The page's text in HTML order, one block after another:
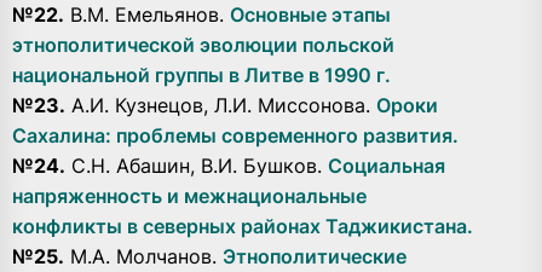
№22. В.М. Емельянов. Основные этапы
этнополитической эволюции польской
национальной группы в Литве в 1990 г.
№23. А.И. Кузнецов, Л.И. Миссонова. Ороки
Сахалина: проблемы современного развития.
№24. С.Н. Абашин, В.И. Бушков. Социальная
напряженность и межнациональные
конфликты в северных районах Таджикистана.
№25. М.А. Молчанов. Этнополитические